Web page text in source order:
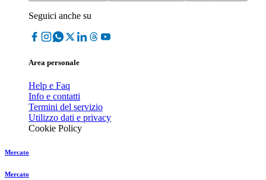
Seguici anche su
Area personale
Help e Faq
Info e contatti
Termini del servizio
Utilizzo dati e privacy
Cookie Policy
Mercato
Mercato